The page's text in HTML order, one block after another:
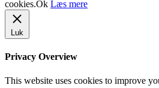
cookies.Ok Læs mere
Luk
Privacy Overview
This website uses cookies to improve